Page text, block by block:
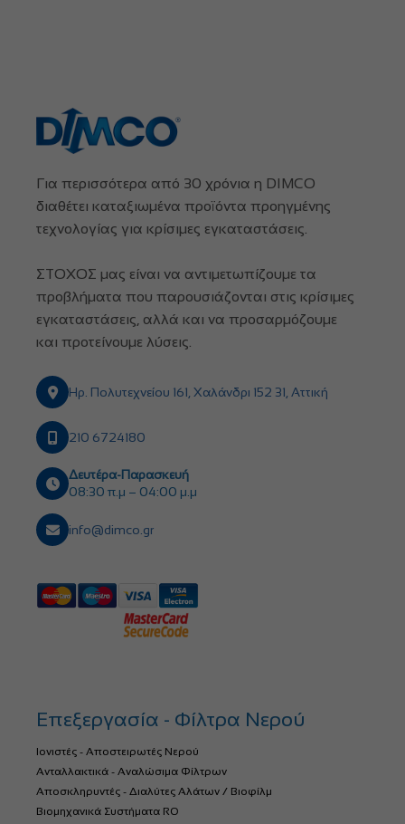
Για περισσότερα από 30 χρόνια η DIMCO
διαθέτει καταξιωμένα προϊόντα προηγμένης
τεχνολογίας για κρίσιμες εγκαταστάσεις.
ΣΤΟΧΟΣ μας είναι να αντιμετωπίζουμε τα
προβλήματα που παρουσιάζονται στις κρίσιμες
εγκαταστάσεις, αλλά και να προσαρμόζουμε
και προτείνουμε λύσεις.
Ηρ. Πολυτεχνείου 161, Χαλάνδρι 152 31, Αττική
210 6724180
Δευτέρα-Παρασκευή
08:30 π.μ – 04:00 μ.μ
info@dimco.gr
Επεξεργασία - Φίλτρα Νερού
Ιονιστές - Αποστειρωτές Νερού
Ανταλλακτικά - Αναλώσιμα Φίλτρων
Αποσκληρυντές - Διαλύτες Αλάτων / Βιοφίλμ
Βιομηχανικά Συστήματα RO